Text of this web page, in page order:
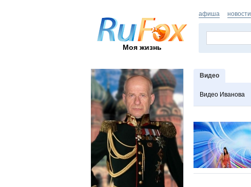
Моя жизнь
афиша новости
Видео
Видео Иванова